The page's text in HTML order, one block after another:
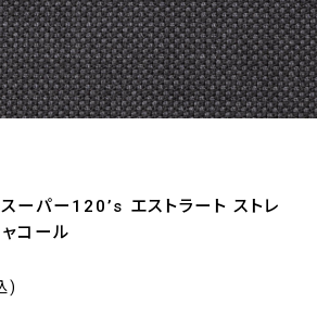
スーパー120’s エストラート ストレ
コール
)